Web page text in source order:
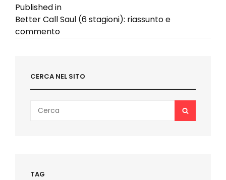
Navigazione
articoli
Published in
Better Call Saul (6 stagioni): riassunto e
commento
CERCA NEL SITO
for:
SEARCH
TAG